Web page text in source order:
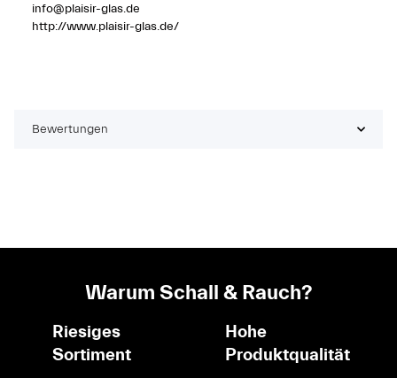
info@plaisir-glas.de
http://www.plaisir-glas.de/
Bewertungen
Warum Schall & Rauch?
Riesiges
Sortiment
Hohe
Produktqualität